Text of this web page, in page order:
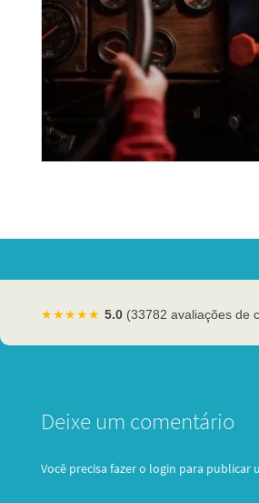
★★★★★ 5.0 (33782 avaliações de
Deixe um comentário
Você precisa fazer o login para publicar